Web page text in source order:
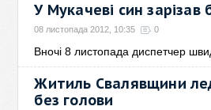
У Мукачеві син зарізав
08 листопада 2012, 10:35 0
Вночі 8 листопада диспетчер
Житиль Свалявщини
без голови